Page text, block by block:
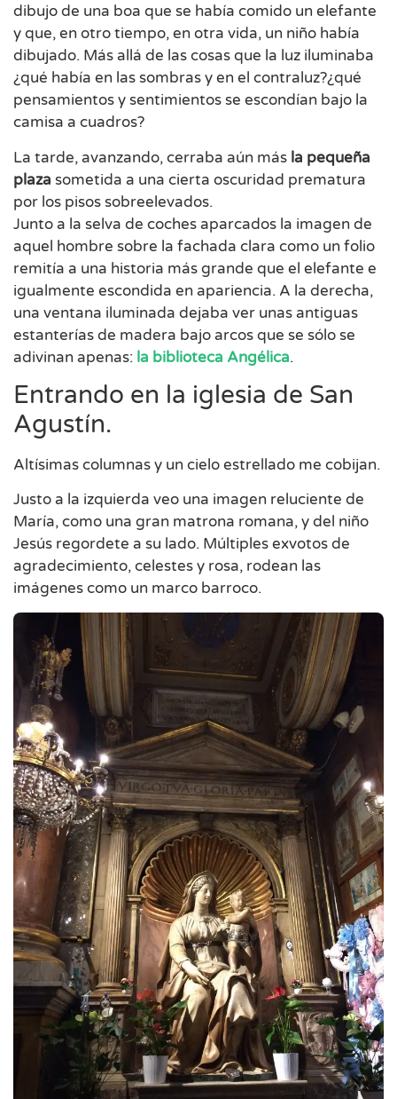
dibujo de una boa que se había comido un elefante
y que, en otro tiempo, en otra vida, un niño había
dibujado. Más allá de las cosas que la luz iluminaba
¿qué había en las sombras y en el contraluz?¿qué
pensamientos y sentimientos se escondían bajo la
camisa a cuadros?
La tarde, avanzando, cerraba aún más la pequeña
plaza sometida a una cierta oscuridad prematura
por los pisos sobreelevados.
Junto a la selva de coches aparcados la imagen de
aquel hombre sobre la fachada clara como un folio
remitía a una historia más grande que el elefante e
igualmente escondida en apariencia. A la derecha,
una ventana iluminada dejaba ver unas antiguas
estanterías de madera bajo arcos que se sólo se
adivinan apenas: la biblioteca Angélica.
Entrando en la iglesia de San
Agustín.
Altísimas columnas y un cielo estrellado me cobijan.
Justo a la izquierda veo una imagen reluciente de
María, como una gran matrona romana, y del niño
Jesús regordete a su lado. Múltiples exvotos de
agradecimiento, celestes y rosa, rodean las
imágenes como un marco barroco.